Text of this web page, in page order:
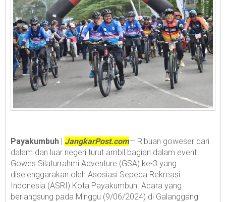
Payakumbuh | JangkarPost.com— Ribuan goweser dari
dalam dan luar negeri turut ambil bagian dalam event
Gowes Silaturrahmi Adventure (GSA) ke-3 yang
diselenggarakan oleh Asosiasi Sepeda Rekreasi
Indonesia (ASRI) Kota Payakumbuh. Acara yang
berlangsung pada Minggu (9/06/2024) di Galanggang